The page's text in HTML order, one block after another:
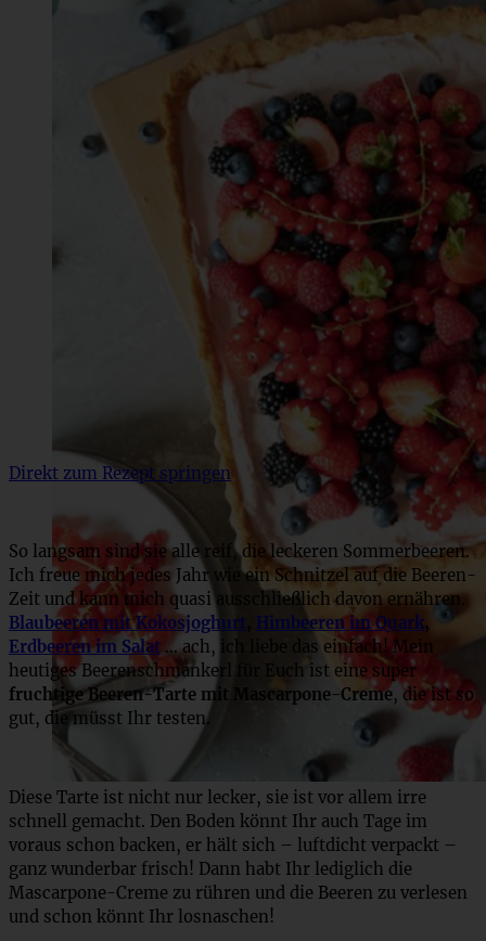
Direkt zum Rezept springen
So langsam sind sie alle reif, die leckeren Sommerbeeren.
Ich freue mich jedes Jahr wie ein Schnitzel auf die Beeren-
Zeit und kann mich quasi ausschließlich davon ernähren.
Blaubeeren mit Kokosjoghurt Himbeeren im Quark,
Erdbeeren im Salat … ach, ich liebe das einfach! Mein
heutiges Beerenschmankerl für Euch ist eine super
fruchtige Beeren-Tarte mit Mascarpone-Creme, die ist so
gut, die müsst Ihr testen.
Diese Tarte ist nicht nur lecker, sie ist vor allem irre
schnell gemacht. Den Boden könnt Ihr auch Tage im
voraus schon backen, er hält sich – luftdicht verpackt –
ganz wunderbar frisch! Dann habt Ihr lediglich die
Mascarpone-Creme zu rühren und die Beeren zu verlesen
und schon könnt Ihr losnaschen!